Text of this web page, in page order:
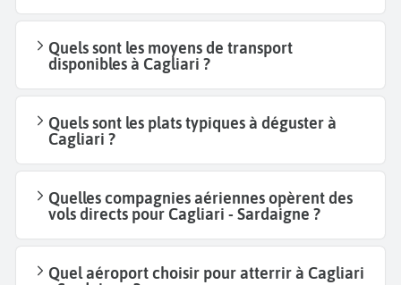
Quels sont les moyens de transport
disponibles à Cagliari ?
Quels sont les plats typiques à déguster à
Cagliari ?
Quelles compagnies aériennes opèrent des
vols directs pour Cagliari - Sardaigne ?
Quel aéroport choisir pour atterrir à Cagliari